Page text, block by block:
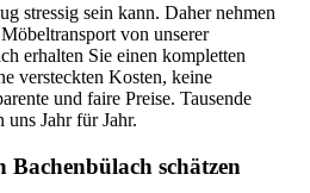
stressig sein kann. Daher nehmen
von unserer
erhalten Sie einen kompletten
versteckten Kosten, keine
und faire Preise. Tausende
Jahr für Jahr.
Bachenbülach schätzen